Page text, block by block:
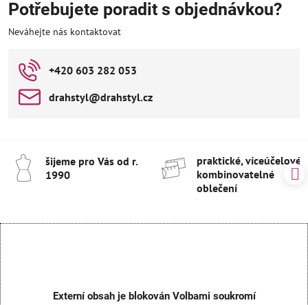
Potřebujete poradit s objednávkou?
Neváhejte nás kontaktovat
+420 603 282 053
drahstyl​@drahstyl​.cz
šijeme pro Vás od r​.
1990
praktické, víceúčelové
kombinovatelné
oblečení
Externí obsah je blokován Volbami soukromí